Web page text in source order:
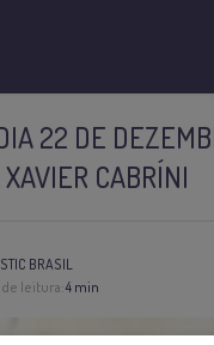
22 DE
CABRÍNI
BRASIL
de leitura:4 min